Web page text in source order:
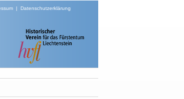
| Datenschutzerklärung